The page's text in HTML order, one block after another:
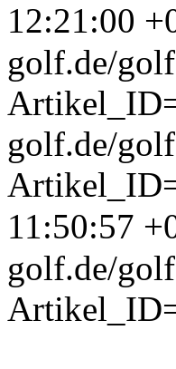
12:21:00
golf.de/
golf.de/
11:50:57
golf.de/